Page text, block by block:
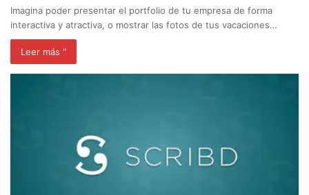
Imagina poder presentar el portfolio de tu empresa de forma
interactiva y atractiva, o mostrar las fotos de tus vacaciones…
Leer más "